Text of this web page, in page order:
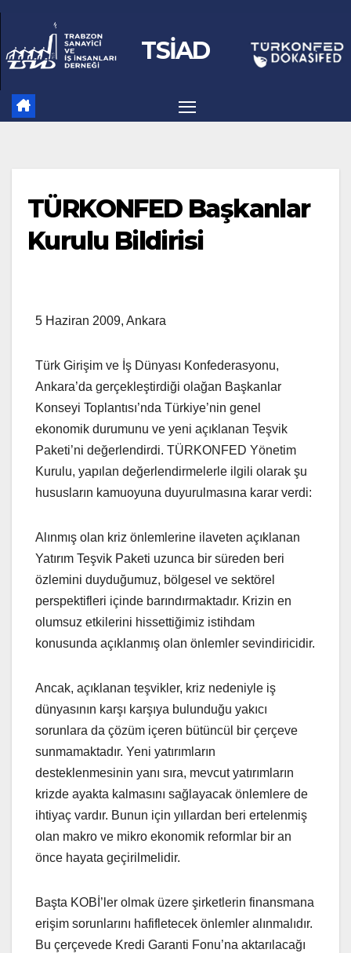
Skip
content
TSİAD
TÜRKONFED Başkanlar
Kurulu Bildirisi
5 Haziran 2009, Ankara
Türk Girişim ve İş Dünyası Konfederasyonu,
Ankara’da gerçekleştirdiği olağan Başkanlar
Konseyi Toplantısı’nda Türkiye’nin genel
ekonomik durumunu ve yeni açıklanan Teşvik
Paketi’ni değerlendirdi. TÜRKONFED Yönetim
Kurulu, yapılan değerlendirmelerle ilgili olarak şu
hususların kamuoyuna duyurulmasına karar verdi:
Alınmış olan kriz önlemlerine ilaveten açıklanan
Yatırım Teşvik Paketi uzunca bir süreden beri
özlemini duyduğumuz, bölgesel ve sektörel
perspektifleri içinde barındırmaktadır. Krizin en
olumsuz etkilerini hissettiğimiz istihdam
konusunda açıklanmış olan önlemler sevindiricidir.
Ancak, açıklanan teşvikler, kriz nedeniyle iş
dünyasının karşı karşıya bulunduğu yakıcı
sorunlara da çözüm içeren bütüncül bir çerçeve
sunmamaktadır. Yeni yatırımların
desteklenmesinin yanı sıra, mevcut yatırımların
krizde ayakta kalmasını sağlayacak önlemlere de
ihtiyaç vardır. Bunun için yıllardan beri ertelenmiş
olan makro ve mikro ekonomik reformlar bir an
önce hayata geçirilmelidir.
Başta KOBİ’ler olmak üzere şirketlerin finansmana
erişim sorunlarını hafifletecek önlemler alınmalıdır.
Bu çerçevede Kredi Garanti Fonu’na aktarılacağı